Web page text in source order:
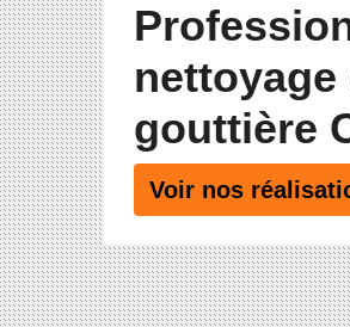
nettoyage
gouttière
Voir nos